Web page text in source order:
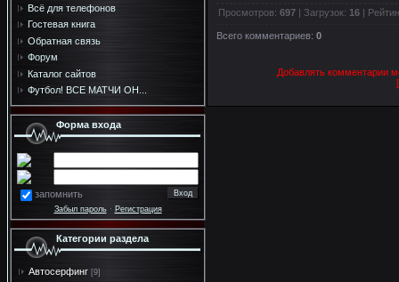
Всё для телефонов
Гостевая книга
Обратная связь
Форум
Каталог сайтов
Футбол! ВСЕ МАТЧИ ОН...
Форма входа
запомнить
Забыл пароль· Регистрация
Категории раздела
Автосерфинг [9]
Просмотров: 697 | Загрузок: 16 |
Всего комментариев: 0
Добавлять комментарии